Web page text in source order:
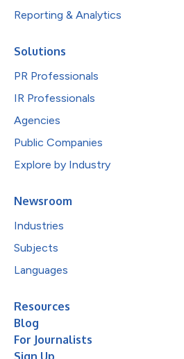
Reporting & Analytics
Solutions
PR Professionals
IR Professionals
Agencies
Public Companies
Explore by Industry
Newsroom
Industries
Subjects
Languages
Resources
Blog
For Journalists
Sign Up